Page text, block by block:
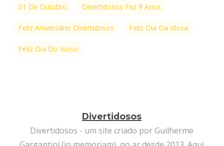
01 De Outubro Divertidosos Faz 9 Anos
Feliz Aniversário Divertidosos Feliz Dia Da Idosa
Feliz Dia Do Isoso
Divertidosos
Divertidosos - um site criado por Guilherme